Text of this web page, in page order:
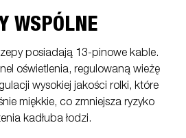
WSPÓLNE
posiadają 13-pinowe kable.
oświetlenia, regulowaną wieżę
wysokiej jakości rolki, które
miękkie, co zmniejsza ryzyko
kadłuba łodzi.